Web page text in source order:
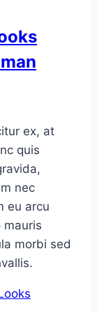
ex, at
quis
nec
eu arcu
mauris
morbi sed